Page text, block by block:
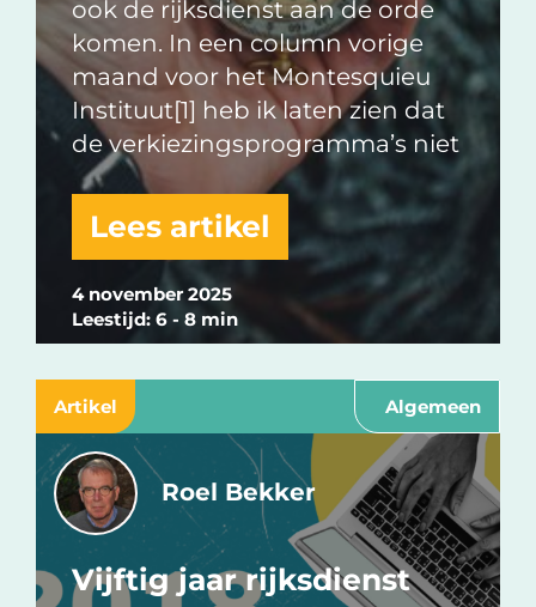
4 november 2025
Leestijd: 6 - 8 min
ook de rijksdienst aan de orde
komen. In een column vorige
maand voor het Montesquieu
Instituut[1] heb ik laten zien dat
de verkiezingsprogramma’s niet
Lees artikel
Artikel Algemeen
Roel Bekker
Vijftig jaar rijksdienst